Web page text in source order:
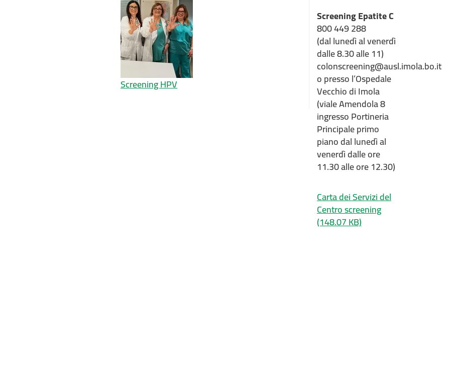
Screening HPV
Screening Epatite C
800 449 288
(dal lunedì al venerdì
dalle 8.30 alle 11)
colonscreening@ausl.imola.bo.it
o presso l’Ospedale
Vecchio di Imola
(viale Amendola 8
ingresso Portineria
Principale primo
piano dal lunedì al
venerdì dalle ore
11.30 alle ore 12.30)
Carta dei Servizi del
Centro screening
(148.07 KB)